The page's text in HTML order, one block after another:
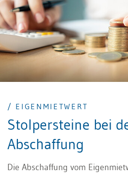
/ EIGENMIETWERT
Stolpersteine bei
Abschaffung
Die Abschaffung vom